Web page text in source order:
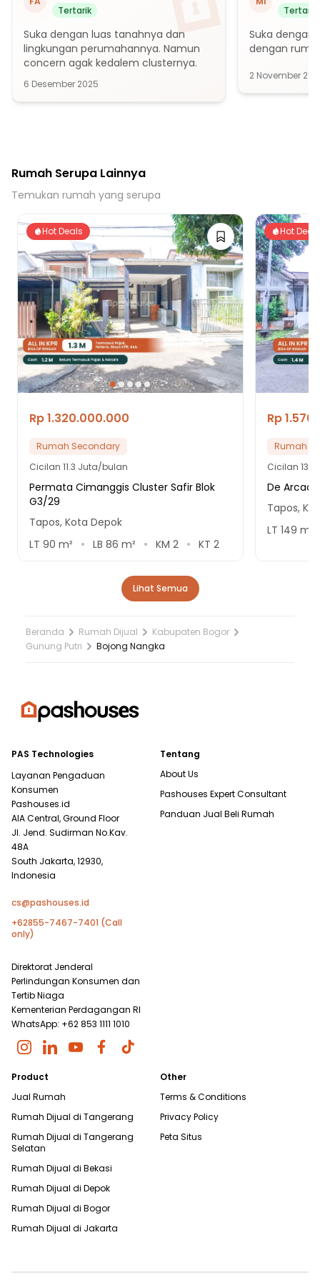
20 menit ke Stasiun Harjamukti
20 menit ke Gerbang Tol Cimanggis 3
25 menit ke Stasiun Nambo
30 menit ke Stasiun Pondok Cina
Tertarik
Suka dengan luas tanahnya dan
lingkungan perumahannya. Namun
concern agak kedalem clusternya.
6 Desember 2025
Tertarik
Suka dengan
dengan
2 November
Rumah Serupa Lainnya
Temukan rumah yang serupa
Hot Deals
Rp 1.320.000.000
Rumah Secondary
Cicilan 11.3 Juta/bulan
Permata Cimanggis Cluster Safir Blok
G3/29
Tapos, Kota Depok
LT 90 m² LB 86 m² KM 2 KT 2
Hot Deals
Rp
Rumah
Cicilan
De
Tapos,
LT 149 m²
Lihat Semua
Beranda Rumah Dijual
Kabupaten Bogor
Gunung Putri
Bojong Nangka
PAS Technologies
Layanan Pengaduan
Konsumen
Pashouses.id
AIA Central, Ground Floor
Jl. Jend. Sudirman No.Kav.
48A
South Jakarta, 12930,
Indonesia
cs@pashouses.id
+62855-7467-7401 (Call
only)
Direktorat Jenderal
Perlindungan Konsumen dan
Tertib Niaga
Kementerian Perdagangan RI
WhatsApp: +62 853 1111 1010
Tentang
About Us
Pashouses Expert Consultant
Panduan Jual Beli Rumah
Product
Jual Rumah
Rumah Dijual di Tangerang
Rumah Dijual di Tangerang
Selatan
Rumah Dijual di Bekasi
Rumah Dijual di Depok
Rumah Dijual di Bogor
Rumah Dijual di Jakarta
Other
Terms & Conditions
Privacy Policy
Peta Situs